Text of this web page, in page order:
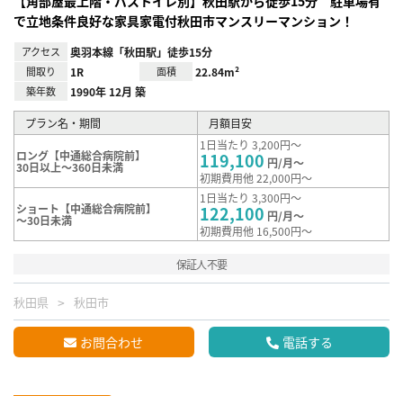
で立地条件良好な家具家電付秋田市マンスリーマンション！
アクセス 奥羽本線「秋田駅」徒歩15分
間取り 1R 面積 22.84m²
築年数 1990年 12月 築
プラン名・期間 月額目安
ロング【中通総合病院前】
30日以上～360日未満
1日当たり 3,200円～
119,100 円/月～
初期費用他 22,000円～
ショート【中通総合病院前】
～30日未満
1日当たり 3,300円～
122,100 円/月～
初期費用他 16,500円～
保証人不要
秋田県 秋田市
お問合わせ 電話する